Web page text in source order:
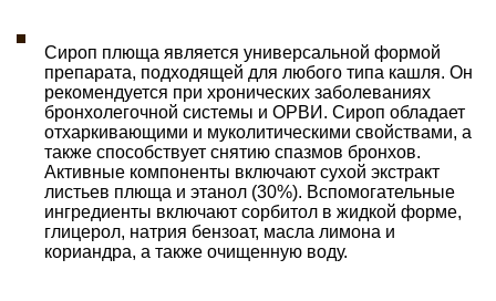
Сироп плюща является универсальной формой
препарата, подходящей для любого типа кашля. Он
рекомендуется при хронических заболеваниях
бронхолегочной системы и ОРВИ. Сироп обладает
отхаркивающими и муколитическими свойствами, а
также способствует снятию спазмов бронхов.
Активные компоненты включают сухой экстракт
листьев плюща и этанол (30%). Вспомогательные
ингредиенты включают сорбитол в жидкой форме,
глицерол, натрия бензоат, масла лимона и
кориандра, а также очищенную воду.